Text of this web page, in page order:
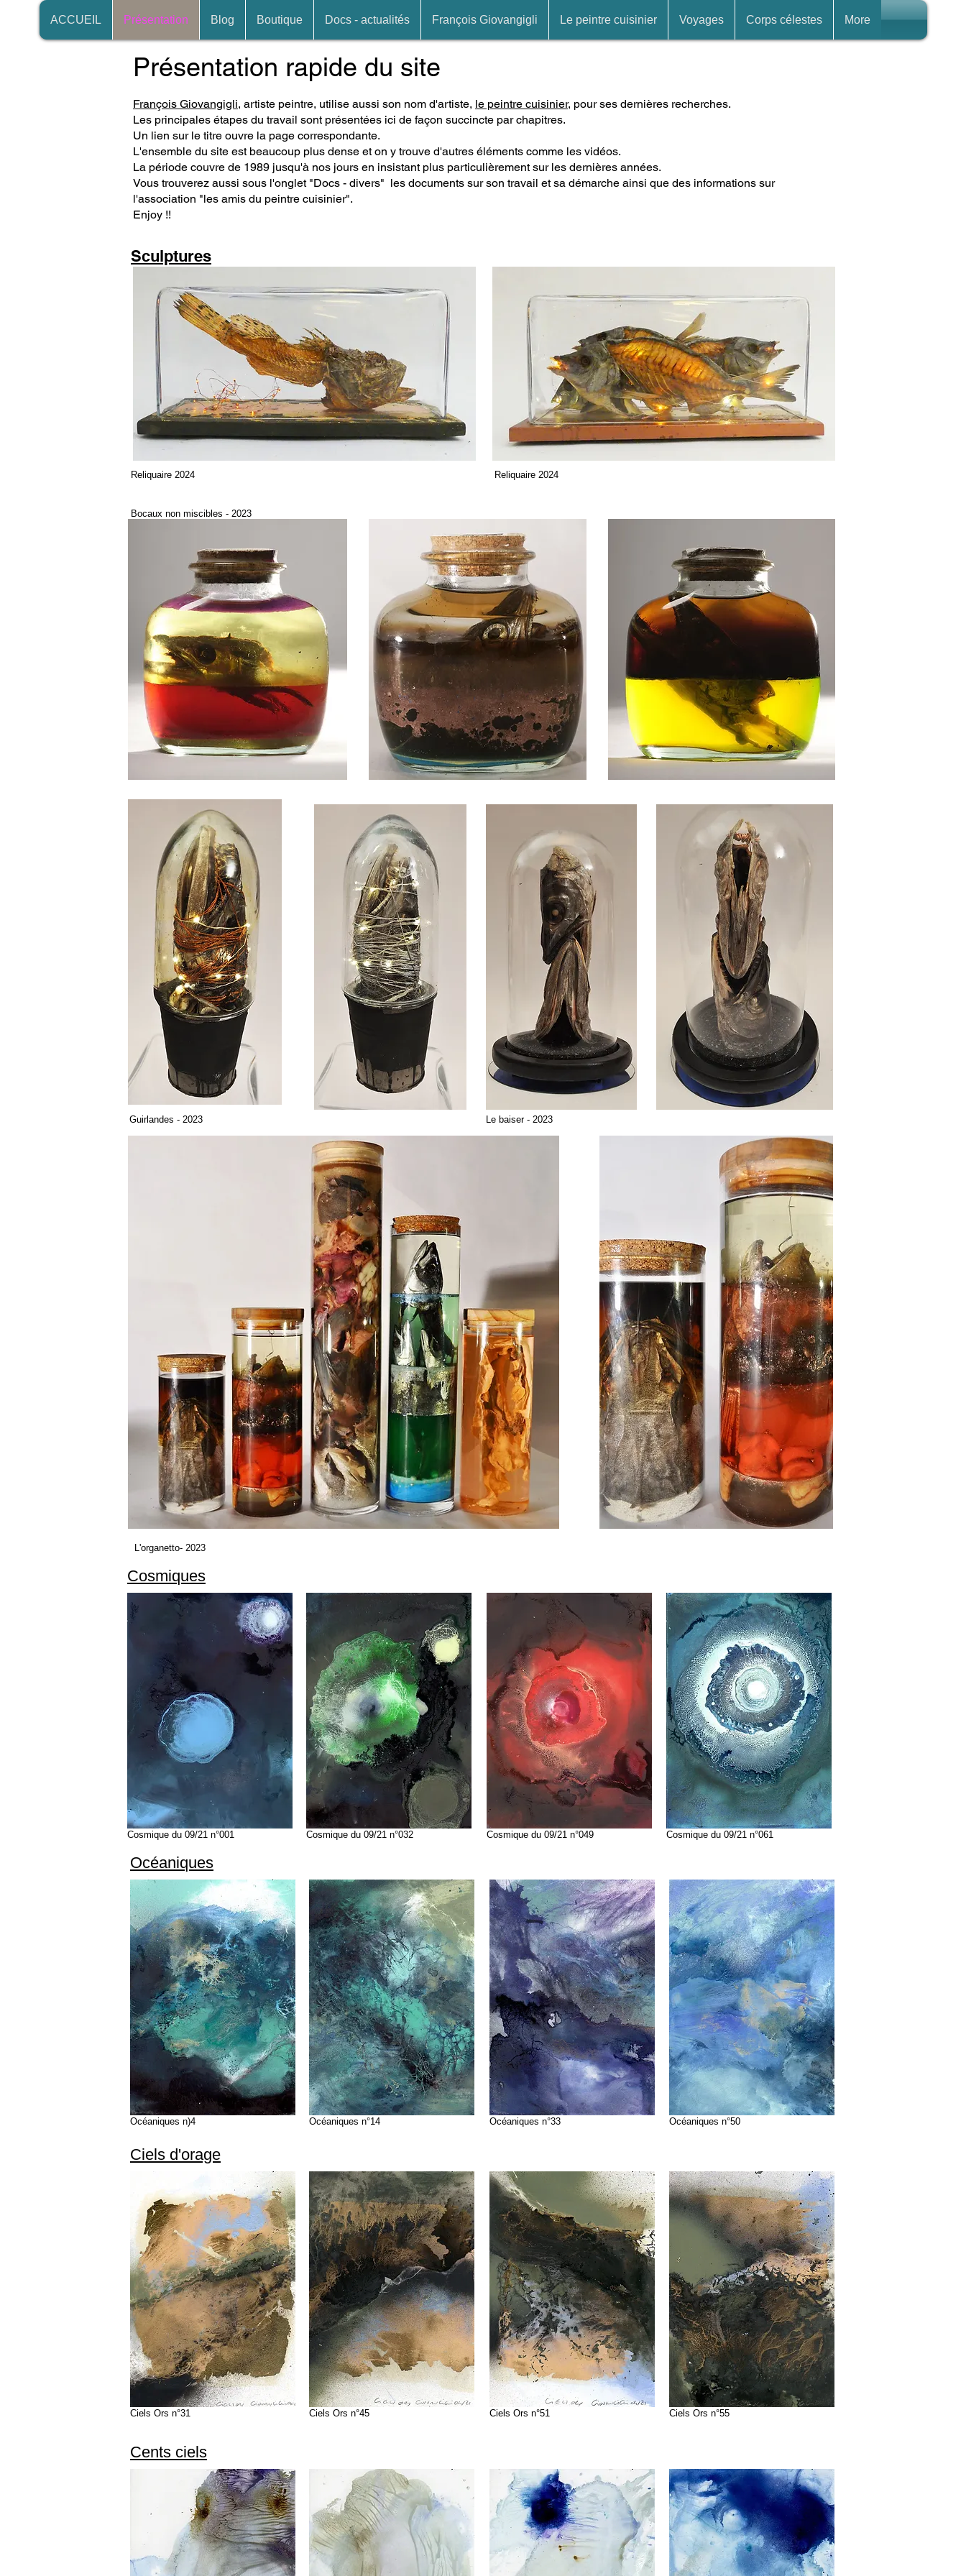
ACCUEIL Présentation Blog Boutique Docs - actualités François Giovangigli Le peintre cuisinier Voyages Corps célestes More
Présentation rapide du site​
François Giovangigli, artiste peintre, utilise aussi son nom d'artiste, le peintre cuisinier, pour ses dernières recherches.
Les principales étapes du travail sont présentées ici de façon succincte par chapitres.
Un lien sur le titre ouvre la page correspondante.
L'ensemble du site est beaucoup plus dense et on y trouve d'autres éléments comme les vidéos.
La période couvre de 1989 jusqu'à nos jours en insistant plus particulièrement sur les dernières années.
Vous trouverez aussi sous l'onglet "Docs - divers" les documents sur son travail et sa démarche ainsi que des informations sur
l'association "les amis du peintre cuisinier".
Enjoy !!
Sculptures
Reliquaire 2024 Reliquaire 2024
Bocaux non miscibles - 2023
Guirlandes - 2023 Le baiser - 2023
L'organetto- 2023
Cosmiques
Cosmique du 09/21 n°001 Cosmique du 09/21 n°032 Cosmique du 09/21 n°049 Cosmique du 09/21 n°061
Océaniques
Océaniques n)4 Océaniques n°14 Océaniques n°33 Océaniques n°50
Ciels d'orage
Ciels Ors n°31 Ciels Ors n°45 Ciels Ors n°51 Ciels Ors n°55
Cents ciels